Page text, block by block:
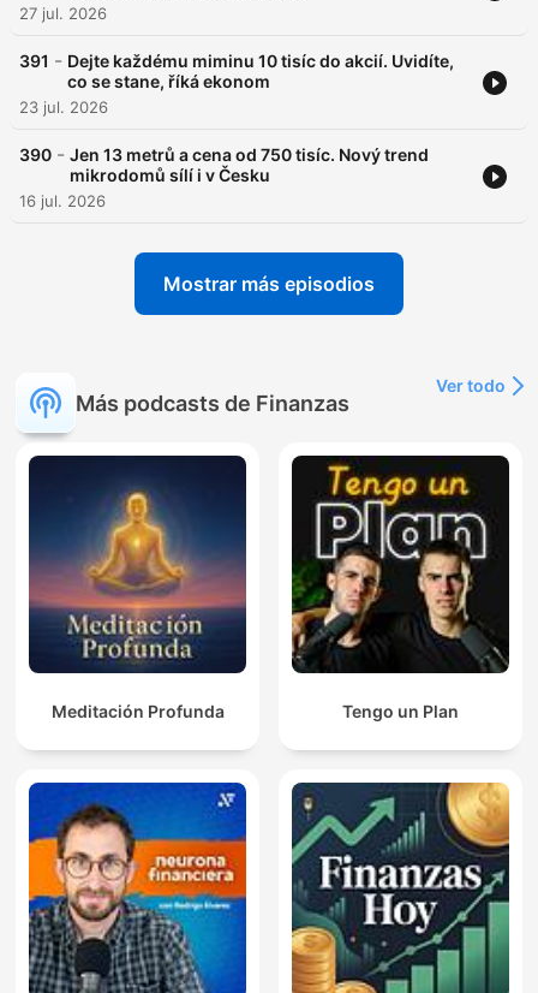
27 jul. 2026
391 - Dejte každému miminu 10 tisíc do akcií. Uvidíte,
co se stane, říká ekonom
23 jul. 2026
390 - Jen 13 metrů a cena od 750 tisíc. Nový trend
mikrodomů sílí i v Česku
16 jul. 2026
Mostrar más episodios
Más podcasts de Finanzas
Ver todo
Meditación Profunda Tengo un Plan